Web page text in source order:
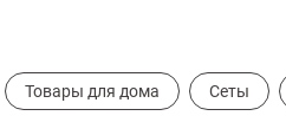
Товары для дома Сеты